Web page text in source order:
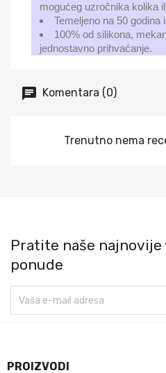
mogućeg uzročnika kolika
Temeljeno na 50 godina
100% od silikona,
jednostavno prihvaćanje.
Komentara (0)
Trenutno nema
Pratite naše
ponude
PROIZVODI